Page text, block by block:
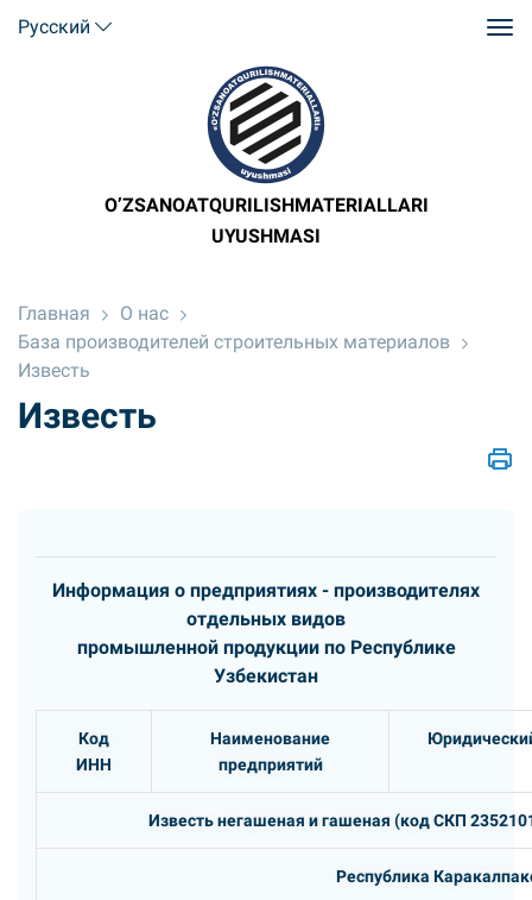
Русский
O’ZSANOATQURILISHMATERIALLARI
UYUSHMASI
Главная
О нас
База производителей строительных материалов
Известь
Известь
Информация о предприятиях - производителях
отдельных видов
промышленной продукции по Республике
Узбекистан
Код
ИНН
Наименование
предприятий
Известь негашеная и гашеная (код СКП
Республика